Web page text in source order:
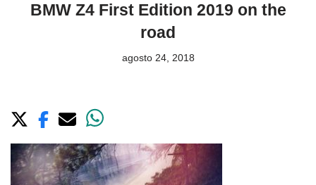
BMW Z4 First Edition 2019 on the
road
agosto 24, 2018